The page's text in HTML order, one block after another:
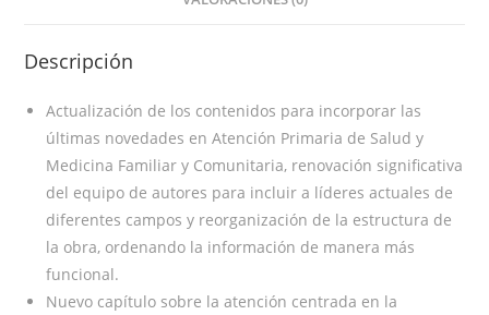
Descripción
Actualización de los contenidos para incorporar las
últimas novedades en Atención Primaria de Salud y
Medicina Familiar y Comunitaria, renovación significativa
del equipo de autores para incluir a líderes actuales de
diferentes campos y reorganización de la estructura de
la obra, ordenando la información de manera más
funcional.
Nuevo capítulo sobre la atención centrada en la